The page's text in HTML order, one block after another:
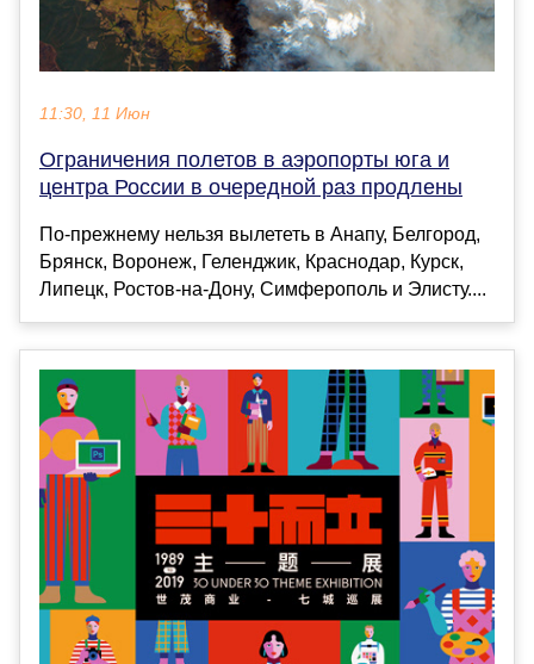
11:30, 11 Июн
Ограничения полетов в аэропорты юга и
центра России в очередной раз продлены
По-прежнему нельзя вылететь в Анапу, Белгород,
Брянск, Воронеж, Геленджик, Краснодар, Курск,
Липецк, Ростов-на-Дону, Симферополь и Элисту....